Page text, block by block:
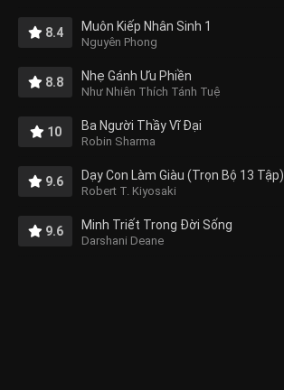
8.4 Muôn Kiếp Nhân Sinh 1
Nguyên Phong
8.8 Nhẹ Gánh Ưu Phiền
Như Nhiên Thích Tánh Tuệ
10 Ba Người Thầy Vĩ Đại
Robin Sharma
9.6 Dạy Con Làm Giàu (Trọn Bộ 13 Tập)
Robert T. Kiyosaki
9.6 Minh Triết Trong Đời Sống
Darshani Deane